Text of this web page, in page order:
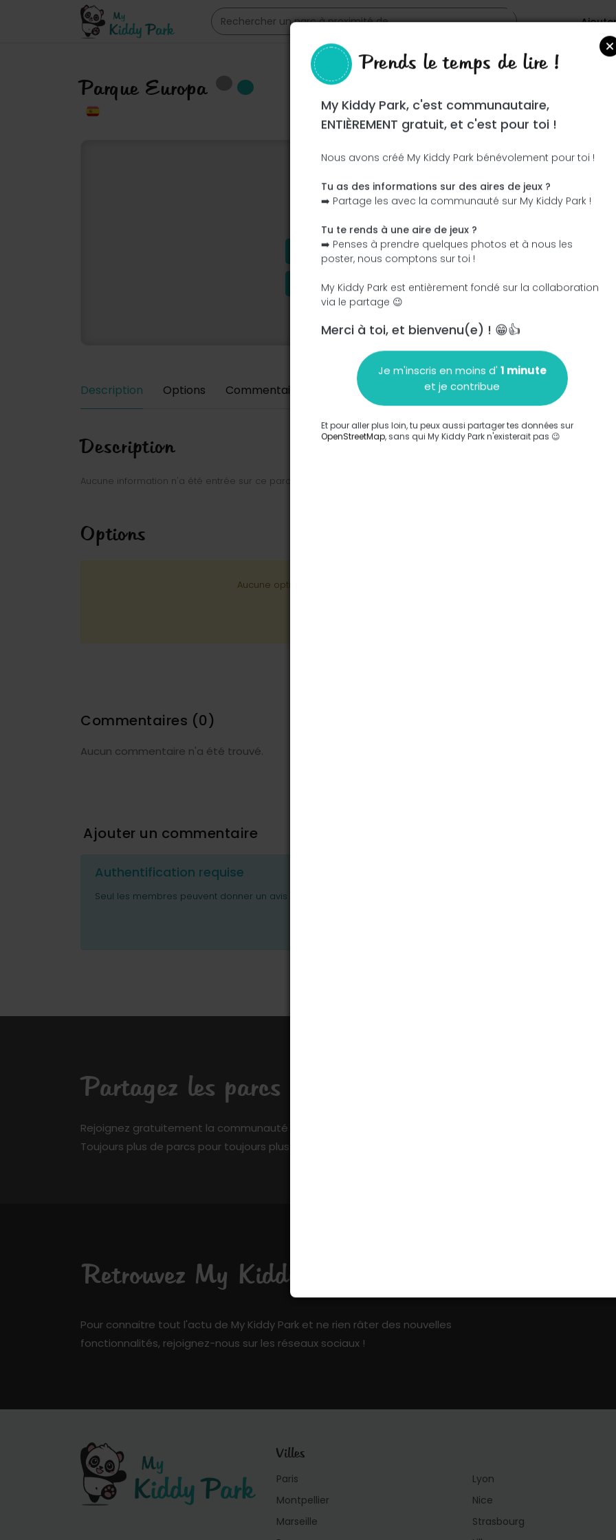
Parque Europa
Ce parc n'a pas encore été visité ! À toi de jouer !
J'ajoute le nom J'ajoute des photos
J'ajoute une description J'ajoute les équipements
Description Options Commentaires Ajouter un commentaire
Description
Aucune information n'a été entrée sur ce parc.
Options
Aucune option n'a été entrée sur ce parc.
Commentaires (0)
Aucun commentaire n'a été trouvé.
Ajouter un commentaire
Authentification requise
Seul les membres peuvent donner un avis ou poser des questions.
Partagez les parcs que vous connaissez
Rejoignez gratuitement la communauté de My Kiddy Park et ajoutez votre pierre à l’édifice !
Toujours plus de parcs pour toujours plus de fun !
Retrouvez My Kiddy Park sur les réseaux sociaux !
Pour connaitre tout l'actu de My Kiddy Park et ne rien râter des nouvelles
fonctionnalités, rejoignez-nous sur les réseaux sociaux !
Villes
Paris
Montpellier
Marseille
Lyon
Nice
Strasbourg
Prends le temps de lire !
My Kiddy Park, c'est communautaire,
ENTIÈREMENT gratuit, et c'est pour toi !
Nous avons créé My Kiddy Park bénévolement pour toi !
Tu as des informations sur des aires de jeux ?
➡️ Partage les avec la communauté sur My Kiddy Park !
Tu te rends à une aire de jeux ?
➡️ Penses à prendre quelques photos et à nous les
poster, nous comptons sur toi !
My Kiddy Park est entièrement fondé sur la collaboration
via le partage 😉
Merci à toi, et bienvenu(e) ! 😁👍
Je m'inscris en moins d'1 minute
et je contribue
Et pour aller plus loin, tu peux aussi partager tes données sur
OpenStreetMap, sans qui My Kiddy Park n'existerait pas 😉